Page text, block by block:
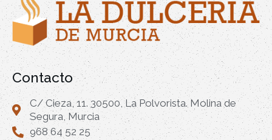
Contacto
C/ Cieza, 11. 30500, La Polvorista. Molina de
Segura, Murcia
968 64 52 25